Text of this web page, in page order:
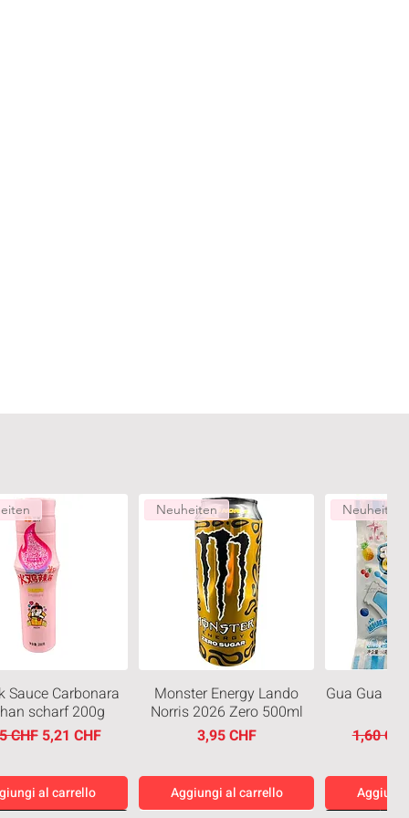
Sauce Carbonara
scharf 200g
regolare
CHF Prezzo scontato
5,21 CHF
al carrello
Neuheiten
Monster Energy Lando
Norris 2026 Zero 500ml
Prezzo
3,95 CHF
Aggiungi al carrello
Neuheiten
Gua Gua
Prezzo
1,60